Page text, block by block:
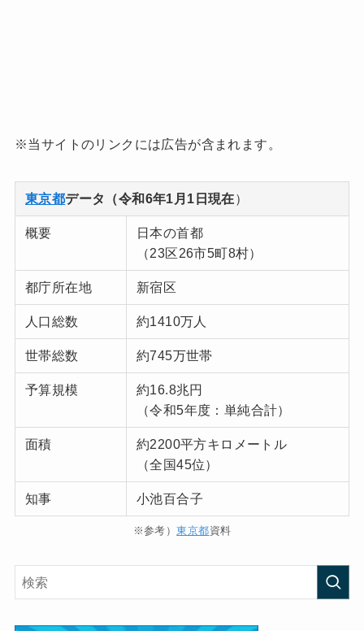
※当サイトのリンクには広告が含まれます。
東京都データ（令和6年1月1日現在）
概要
日本の首都
（23区26市5町8村）
都庁所在地 新宿区
人口総数 約1410万人
世帯総数 約745万世帯
予算規模
約16.8兆円
（令和5年度：単純合計）
面積
約2200平方キロメートル
（全国45位）
知事 小池百合子
※参考）東京都資料